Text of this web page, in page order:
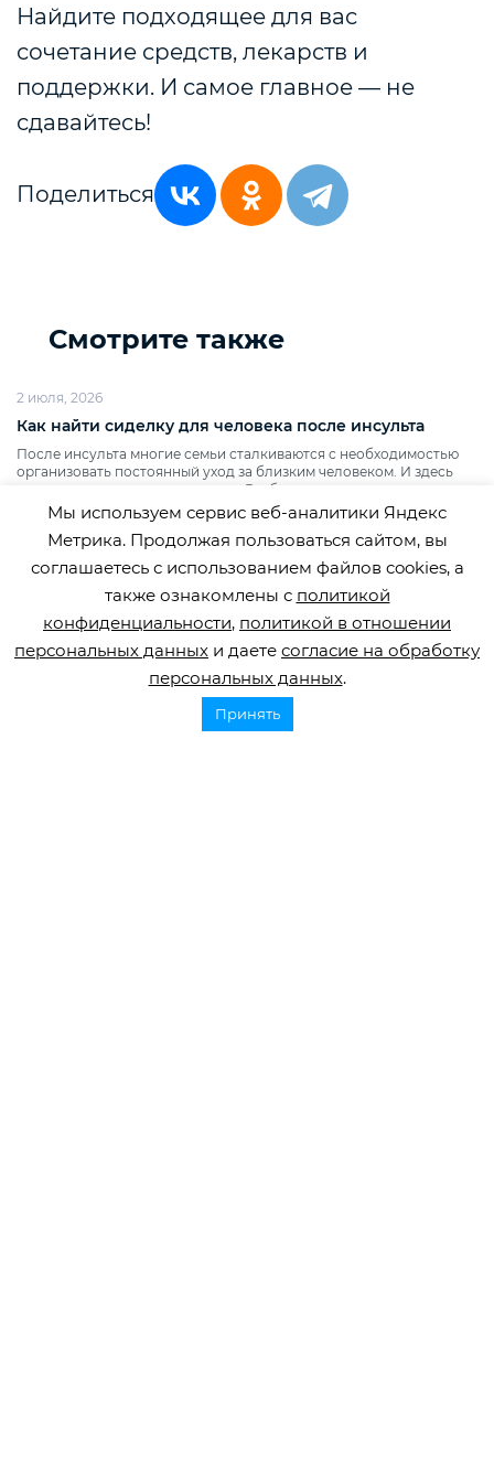
Найдите подходящее для вас
сочетание средств, лекарств и
поддержки. И самое главное — не
сдавайтесь!
Поделиться
Смотрите также
2 июля, 2026
Как найти сиделку для человека после инсульта
После инсульта многие семьи сталкиваются с необходимостью
организовать постоянный уход за близким человеком. И здесь
возникает множество вопросов. Разберемся, какие...
Как принять изменения после инсульта и замечать
успехи в реабилитации
Восстановление после инсульта — долгий путь, на котором
придется пережить массу чувств и эмоций. Объясняем, как
Мы используем сервис веб-аналитики Яндекс
Метрика. Продолжая пользоваться сайтом, вы
соглашаетесь с использованием файлов cookies, а
также ознакомлены с политикой
конфиденциальности, политикой в отношении
персональных данных и даете согласие на обработку
персональных данных.
Принять